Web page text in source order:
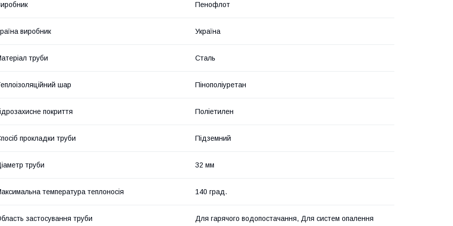
Пенофлот
виробник Україна
труби Сталь
шар Пінополіуретан
покриття Поліетилен
прокладки труби Підземний
труби 32 мм
температура теплоносія 140 град.
застосування труби Для гарячого водопостачання, Для систем опалення